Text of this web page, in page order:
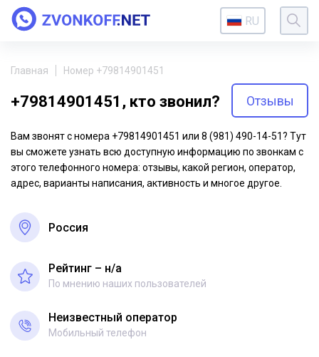
RU
Главная Номер +79814901451
+79814901451, кто звонил? Отзывы
Вам звонят с номера +79814901451 или 8 (981) 490-14-51? Тут
вы сможете узнать всю доступную информацию по звонкам с
этого телефонного номера: отзывы, какой регион, оператор,
адрес, варианты написания, активность и многое другое.
Россия
Рейтинг – н/a
По мнению наших пользователей
Неизвестный оператор
Мобильный телефон